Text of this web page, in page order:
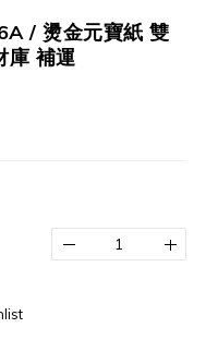
/ 燙金元寶紙 雙
庫 補運